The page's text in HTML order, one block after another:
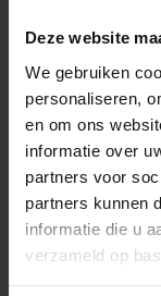
Deze website
We gebruiken
personaliseren,
en om ons
informatie over
partners voor
partners kunnen
informatie die u
verzameld op
Branches
Solutions
RVS
Medische
Hammerlit
Septodry
Metro
Zarges
Contact
Ons team
Klantcases
Vacatures